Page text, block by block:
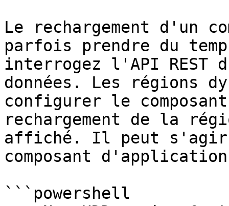
Le rechargement d'un
parfois prendre du
interrogez l'API REST
données. Les régions
configurer le
rechargement de la
affiché. Il peut s'agir
composant
```powershell